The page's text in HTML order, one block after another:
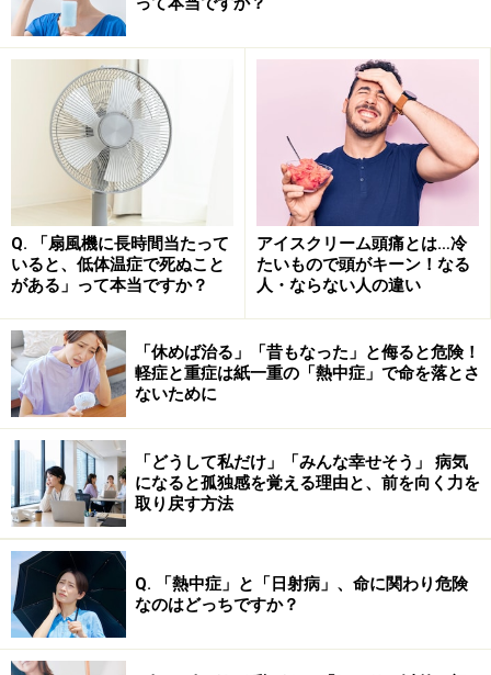
症と比べても格段に高い感染力ということが、お分かり
いただけると思います。
麻しんの感染力がこれほど高い理由の1つが、飛沫感染
や接触感染だけでなく
「空気感染（飛沫核感染）」をす
ることです。どれほど広い場所でも、空間を共有しただ
けで感染する可能性
家庭内などの密接な環境で、免疫のない人が感染者にさ
らされた場合には約90％が感染すると報告されていま
す。すれ違っただけでも感染する可能性があるうえ、換
気の悪い室内やエレベーターなどの空間においては、感
染者がその場から立ち去った後もウイルスが漂い、感染
リスクが続いてしまうのです。
麻しんの症状と命に関わる重篤な合併症。
「免疫で治る」と軽く考えてはいけない理
由
「昔からある病気だから、かかっても自分の免疫で治る
でしょう」と軽く考えるのは非常に危険です。
重篤な合併症を引き起こし、最悪の場合は命に関わるこ
Q. 「扇風機に長時間当たって
いると、低体温症で死ぬこと
がある」って本当ですか？
アイスクリーム頭痛とは…冷
たいもので頭がキーン！なる
人・ならない人の違い
「休めば治る」「昔もなった」と侮ると危険！
軽症と重症は紙一重の「熱中症」で命を落とさ
ないために
「どうして私だけ」「みんな幸せそう」 病気
になると孤独感を覚える理由と、前を向く力を
取り戻す方法
Q. 「熱中症」と「日射病」、命に関わり危険
なのはどっちですか？